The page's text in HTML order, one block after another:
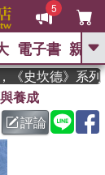
5
GO
高希均教授回憶錄
父親節 、 如果歷
薦 、 國際布克
華
：黎曼猜想
電子書 親子
史坎德》系列
養成
評論